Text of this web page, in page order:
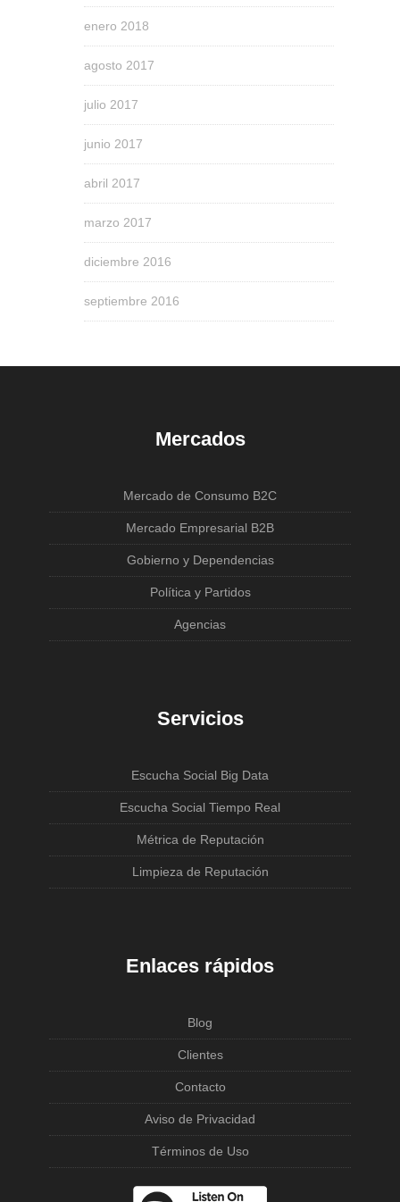
enero 2018
agosto 2017
julio 2017
junio 2017
abril 2017
marzo 2017
diciembre 2016
septiembre 2016
Mercados
Mercado de Consumo B2C
Mercado Empresarial B2B
Gobierno y Dependencias
Política y Partidos
Agencias
Servicios
Escucha Social Big Data
Escucha Social Tiempo Real
Métrica de Reputación
Limpieza de Reputación
Enlaces rápidos
Blog
Clientes
Contacto
Aviso de Privacidad
Términos de Uso